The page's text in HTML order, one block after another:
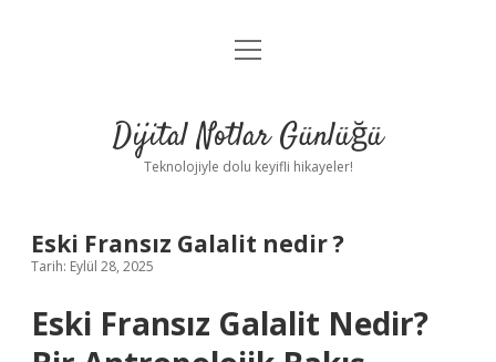
Anasayfa
Yasal Uyarı
menüyü
Dijital Notlar Günlüğü
Teknolojiyle dolu keyifli hikayeler!
Eski Fransız Galalit nedir ?
Tarih: Eylül 28, 2025
Eski Fransız Galalit Nedir?